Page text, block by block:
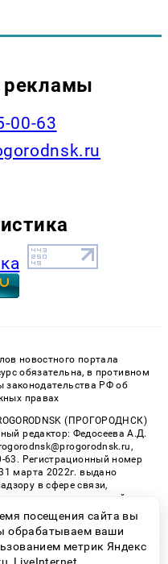
00-63
новостного портала
обязательна, в противном
законодательства РФ об
правах
(ПРОГОРОДНСК)
редактор: Федосеева А.Д.
63. Регистрационный номер
марта 2022г. выдано
в сфере связи,
массовых коммуникаций.
сайта 16+.
посещения сайта вы
обрабатываем ваши
метрик Яндекс